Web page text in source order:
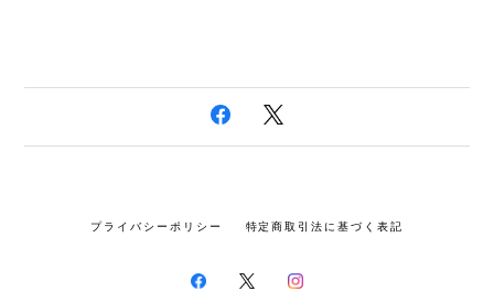
プライバシーポリシー 特定商取引法に基づく表記